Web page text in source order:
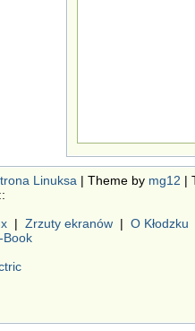
Linuksa | Theme by mg12 |
::
| Zrzuty ekranów | O Kłodzku
Book